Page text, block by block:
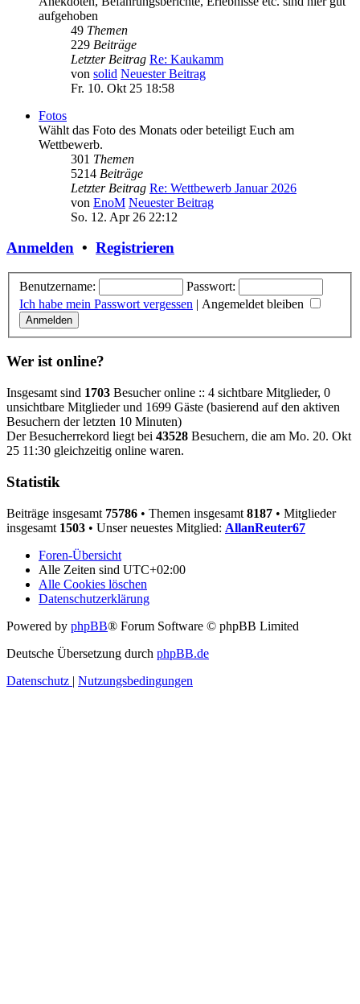
aufgehoben
49 Themen
229 Beiträge
Letzter Beitrag Re: Kaukamm
von solid Neuester Beitrag
Fr. 10. Okt 25 18:58
Fotos
Wählt das Foto des Monats oder beteiligt Euch am
Wettbewerb.
301 Themen
5214 Beiträge
Letzter Beitrag Re: Wettbewerb Januar 2026
von EnoM Neuester Beitrag
So. 12. Apr 26 22:12
Anmelden • Registrieren
Benutzername:
Passwort:
Ich habe mein Passwort vergessen | Angemeldet bleiben
Wer ist online?
Insgesamt sind 1703 Besucher online :: 4 sichtbare Mitglieder, 0
unsichtbare Mitglieder und 1699 Gäste (basierend auf den aktiven
Besuchern der letzten 10 Minuten)
Der Besucherrekord liegt bei 43528 Besuchern, die am Mo. 20. Okt
25 11:30 gleichzeitig online waren.
Statistik
Beiträge insgesamt 75786 • Themen insgesamt 8187 • Mitglieder
insgesamt 1503 • Unser neuestes Mitglied: AllanReuter67
Foren-Übersicht
Alle Zeiten sind UTC+02:00
Alle Cookies löschen
Datenschutzerklärung
Powered by phpBB® Forum Software © phpBB Limited
Deutsche Übersetzung durch phpBB.de
Datenschutz | Nutzungsbedingungen